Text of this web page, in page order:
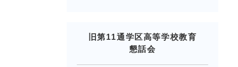
旧第11通学区高等学校教育
懇話会